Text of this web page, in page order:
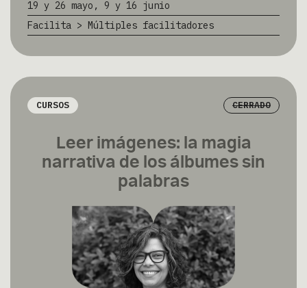
19 y 26 mayo, 9 y 16 junio
Facilita > Múltiples facilitadores
CURSOS CERRADO
Leer imágenes: la magia
narrativa de los álbumes sin
palabras